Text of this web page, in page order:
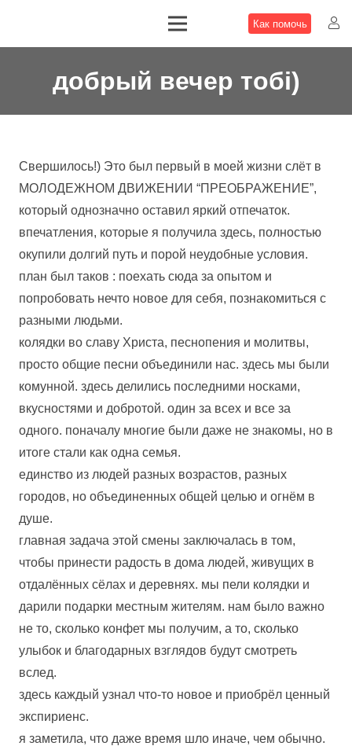
Как помочь
добрый вечер тобi)
Свершилось!) Это был первый в моей жизни слёт в
МОЛОДЕЖНОМ ДВИЖЕНИИ “ПРЕОБРАЖЕНИЕ”,
который однозначно оставил яркий отпечаток.
впечатления, которые я получила здесь, полностью
окупили долгий путь и порой неудобные условия.
план был таков : поехать сюда за опытом и
попробовать нечто новое для себя, познакомиться с
разными людьми.
колядки во славу Христа, песнопения и молитвы,
просто общие песни объединили нас. здесь мы были
комунной. здесь делились последними носками,
вкусностями и добротой. один за всех и все за
одного. поначалу многие были даже не знакомы, но в
итоге стали как одна семья.
единство из людей разных возрастов, разных
городов, но объединенных общей целью и огнём в
душе.
главная задача этой смены заключалась в том,
чтобы принести радость в дома людей, живущих в
отдалённых сёлах и деревнях. мы пели колядки и
дарили подарки местным жителям. нам было важно
не то, сколько конфет мы получим, а то, сколько
улыбок и благодарных взглядов будут смотреть
вслед.
здесь каждый узнал что-то новое и приобрёл ценный
экспириенс.
я заметила, что даже время шло иначе, чем обычно.